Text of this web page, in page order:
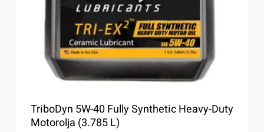
TriboDyn 5W-40 Fully Synthetic Heavy-Duty
Motorolja (3.785 L)